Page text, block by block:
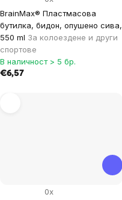
BrainMax® Пластмасова
бутилка, бидон, опушено сива,
550 ml За колоездене и други
спортове
В наличност > 5 бр.
€6,57
0x